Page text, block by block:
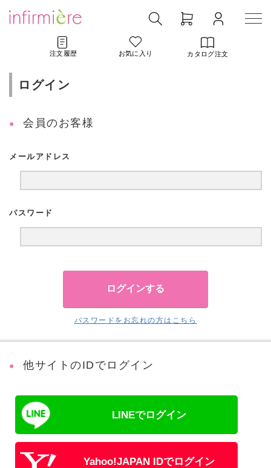
注文履歴 お気に入り カタログ注文
ログイン
会員のお客様
メールアドレス
パスワード
パスワードをお忘れの方はこちら
他サイトのIDでログイン
LINEでログイン
Yahoo!JAPAN IDでログイン